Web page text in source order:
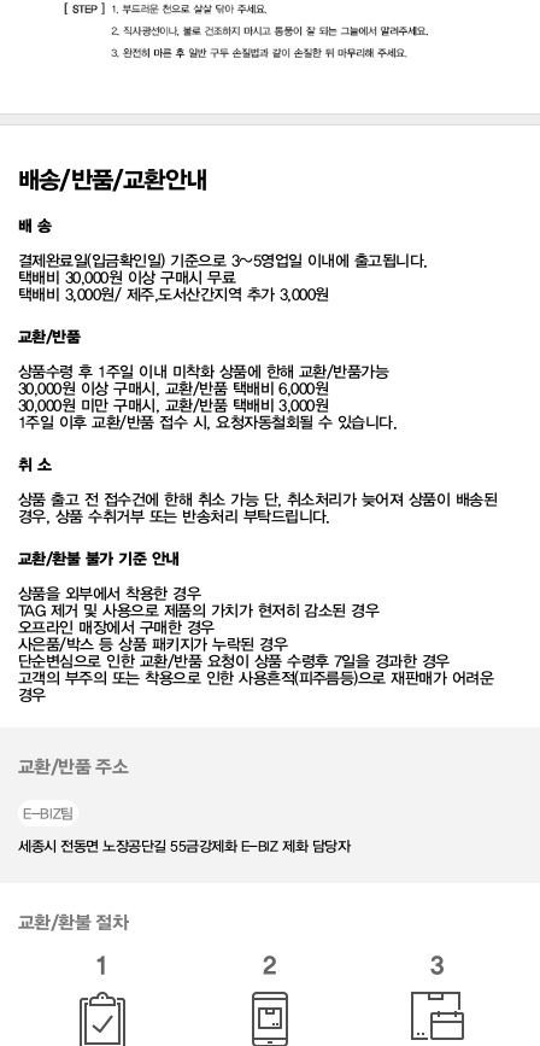
배송/반품/교환안내
배 송
결제완료일(입금확인일) 기준으로 3~5영업일 이내에 출고됩니다.
택배비 30,000원 이상 구매시 무료
택배비 3,000원/ 제주,도서산간지역 추가 3,000원
교환/반품
상품수령 후 1주일 이내 미착화 상품에 한해 교환/반품가능
30,000원 이상 구매시, 교환/반품 택배비 6,000원
30,000원 미만 구매시, 교환/반품 택배비 3,000원
1주일 이후 교환/반품 접수 시, 요청자동철회될 수 있습니다.
취 소
상품 출고 전 접수건에 한해 취소 가능 단, 취소처리가 늦어져 상품이 배송된
경우, 상품 수취거부 또는 반송처리 부탁드립니다.
교환/환불 불가 기준 안내
상품을 외부에서 착용한 경우
TAG 제거 및 사용으로 제품의 가치가 현저히 감소된 경우
오프라인 매장에서 구매한 경우
사은품/박스 등 상품 패키지가 누락된 경우
단순변심으로 인한 교환/반품 요청이 상품 수령후 7일을 경과한 경우
고객의 부주의 또는 착용으로 인한 사용흔적(피주름등)으로 재판매가 어려운
경우
교환/반품 주소
E-BIZ팀
세종시 전동면 노장공단길 55금강제화 E-BIZ 제화 담당자
교환/환불 절차
1 2 3